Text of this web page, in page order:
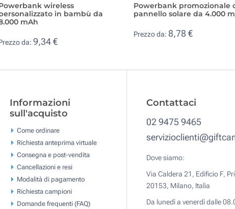
wireless
in bambù da
mAh
da: 9,34 €
Powerbank promozionale
pannello solare da 4.000
Prezzo da: 8,78 €
Informazioni
sull'acquisto
Come ordinare
Richiesta anteprima virtuale
Consegna e post-vendita
Cancellazioni e resi
Modalità di pagamento
Richiesta campioni
Domande frequenti (FAQ)
Contattaci
02 9475 9465
Dove siamo:
Via Caldera 21, Edificio F,
20153, Milano, Italia
Da lunedì a venerdì dalle